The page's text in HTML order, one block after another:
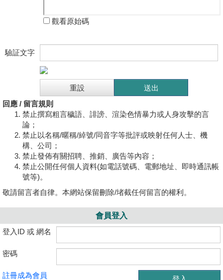
觀看原始碼
驗証文字
回應 / 留言規則
禁止撰寫粗言穢語、誹謗、渲染色情暴力或人身攻擊的言
論；
禁止以名稱/暱稱/綽號/同音字等批評或映射任何人士、機
構、公司；
禁止發佈有關招聘、推銷、廣告等內容；
禁止公開任何個人資料(如電話號碼、電郵地址、即時通訊帳
號等)。
敬請留言者自律。本網站保留刪除/堵截任何留言的權利。
會員登入
登入ID 或 網名
密碼
註冊成為會員